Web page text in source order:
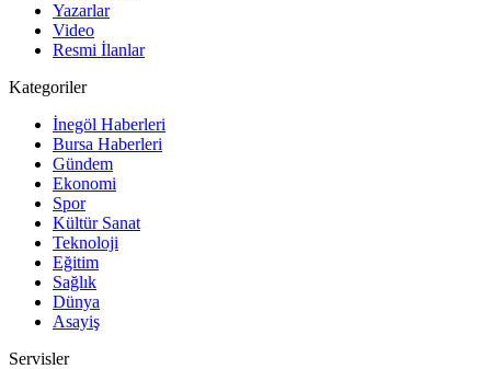
Yazarlar
Video
Resmi İlanlar
Kategoriler
İnegöl Haberleri
Bursa Haberleri
Gündem
Ekonomi
Spor
Kültür Sanat
Teknoloji
Eğitim
Sağlık
Dünya
Asayiş
Servisler